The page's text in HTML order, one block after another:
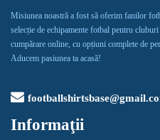
Misiunea noastră a fost să oferim fanilor
selecție de echipamente fotbal pentru
cumpărare online, cu opțiuni complete de
Aducem pasiunea ta acasă!
Informaţii